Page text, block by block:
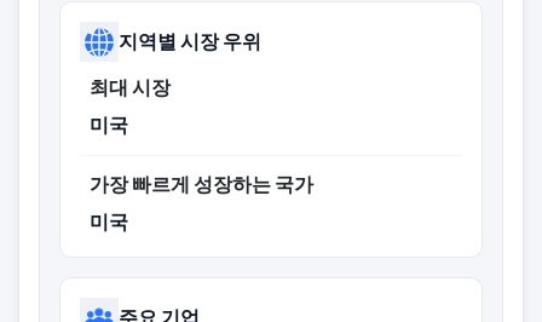
지역별 시장 우위
최대 시장
미국
가장 빠르게 성장하는 국가
미국